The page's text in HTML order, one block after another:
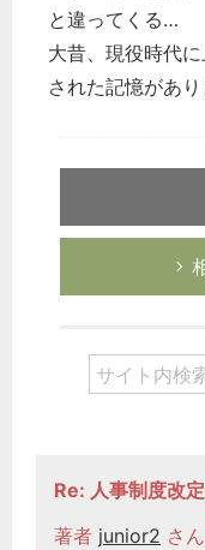
と違ってくる…
大昔、現役時代
された記憶があり
Re: 人事制度改
著者 junior2 さん